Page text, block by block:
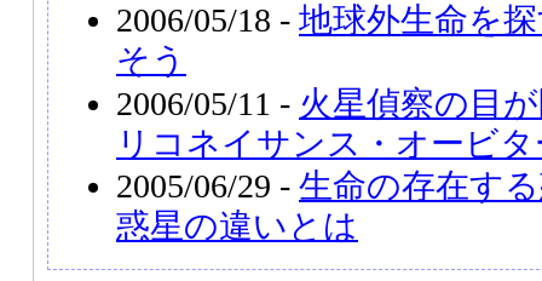
2006/05/18 - 地球外生命を
そう
2006/05/11 - 火星偵察の目
リコネイサンス・オービ
2005/06/29 - 生命の存在す
惑星の違いとは